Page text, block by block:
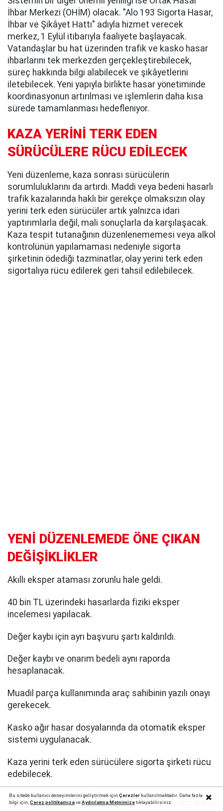
İhbar Merkezi (OHİM) olacak. "Alo 193 Sigorta Hasar,
İhbar ve Şikâyet Hattı" adıyla hizmet verecek
merkez, 1 Eylül itibarıyla faaliyete başlayacak.
Vatandaşlar bu hat üzerinden trafik ve kasko hasar
ihbarlarını tek merkezden gerçekleştirebilecek,
süreç hakkında bilgi alabilecek ve şikâyetlerini
iletebilecek. Yeni yapıyla birlikte hasar yönetiminde
koordinasyonun artırılması ve işlemlerin daha kısa
sürede tamamlanması hedefleniyor.
KAZA YERİNİ TERK EDEN
SÜRÜCÜLERE RÜCU EDİLECEK
Yeni düzenleme, kaza sonrası sürücülerin
sorumluluklarını da artırdı. Maddi veya bedeni hasarlı
trafik kazalarında haklı bir gerekçe olmaksızın olay
yerini terk eden sürücüler artık yalnızca idari
yaptırımlarla değil, mali sonuçlarla da karşılaşacak.
Kaza tespit tutanağının düzenlenememesi veya alkol
kontrolünün yapılamaması nedeniyle sigorta
şirketinin ödediği tazminatlar, olay yerini terk eden
sigortalıya rücu edilerek geri tahsil edilebilecek.
YENİ DÜZENLEMEDE ÖNE ÇIKAN
DEĞİŞİKLİKLER
Akıllı eksper ataması zorunlu hale geldi.
40 bin TL üzerindeki hasarlarda fiziki eksper
incelemesi yapılacak.
Değer kaybı için ayrı başvuru şartı kaldırıldı.
Değer kaybı ve onarım bedeli aynı raporda
hesaplanacak.
Muadil parça kullanımında araç sahibinin yazılı onayı
gerekecek.
Kasko ağır hasar dosyalarında da otomatik eksper
sistemi uygulanacak.
Kaza yerini terk eden sürücülere sigorta şirketi rücu
edebilecek.
Alo 193 Ortak Hasar İhbar Merkezi 1 Eylül'de hizmete
başlayacak.
Bu sitede kullanıcı deneyimlerini geliştirmek için Çerezlerkullanılmaktadır. Daha fazla
bilgi için;Çerez politikamızaveAydınlatma Metnimizetıklayabilirsiniz.Reklamı Kapat